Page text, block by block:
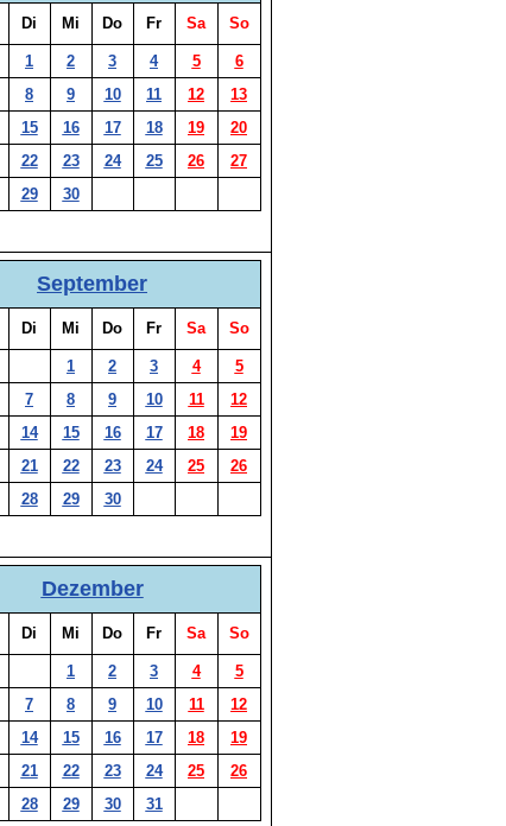
Di Mi Do Fr Sa So
1 2 3 4 5
6
8 9 10 11 12
13
15 16 17 18 19
20
22 23 24 25 26
27
29 30
September
Di Mi Do Fr Sa So
1 2 3 4
5
7 8 9 10 11
12
14 15 16 17 18
19
21 22 23 24 25
26
28 29 30
Dezember
Di Mi Do Fr Sa So
1 2 3 4
5
7 8 9 10 11
12
14 15 16 17 18
19
21 22 23 24 25
26
28 29 30 31